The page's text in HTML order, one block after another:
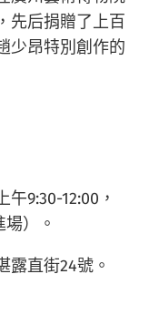
先后捐贈了上百
少昂特別創作的
9:30-12:00，
）。
露直街24號。